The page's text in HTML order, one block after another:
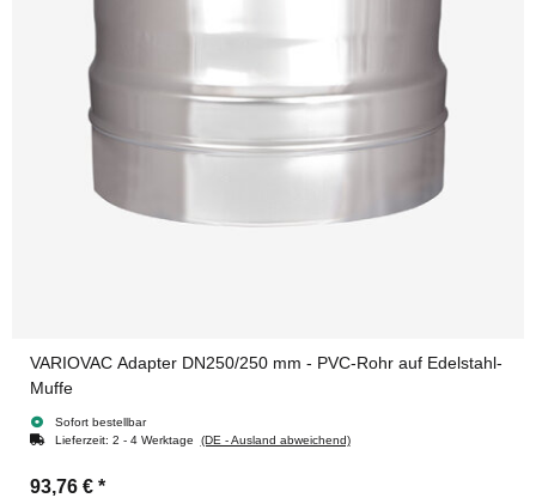
VARIOVAC Adapter DN250/250 mm - PVC-Rohr auf Edelstahl-
Muffe
Sofort bestellbar
Lieferzeit: 2 - 4 Werktage (DE - Ausland abweichend)
93,76 € *